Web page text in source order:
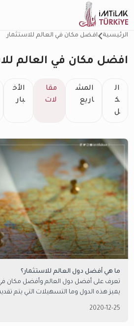
الرئيسية افضل مكان في العالم للاستثمار
افضل مكان في العالم
ال
ك
ل
المش
اريع
مقا
لات
الأخ
بار
ما هي أفضل دول العالم للاستثمار؟
تعرف على أفضل دول العالم وأفضل مكان في
يميز هذه الدول وما التسهيلات التي يتم
2020-12-25